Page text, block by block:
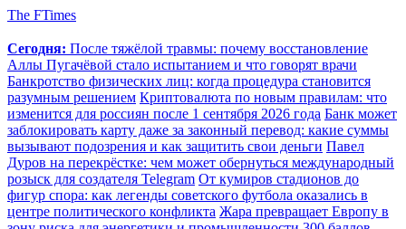
The FTimes
Сегодня: После тяжёлой травмы: почему восстановление
Аллы Пугачёвой стало испытанием и что говорят врачи
Банкротство физических лиц: когда процедура становится
разумным решением Криптовалюта по новым правилам: что
изменится для россиян после 1 сентября 2026 года Банк может
заблокировать карту даже за законный перевод: какие суммы
вызывают подозрения и как защитить свои деньги Павел
Дуров на перекрёстке: чем может обернуться международный
розыск для создателя Telegram От кумиров стадионов до
фигур спора: как легенды советского футбола оказались в
центре политического конфликта Жара превращает Европу в